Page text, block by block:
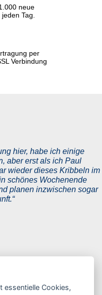
neue
Tag.
per
Verbindung
hier, habe ich einige
aber erst als ich Paul
wieder dieses Kribbeln im
schönes Wochenende
planen inzwischen sogar
zu mir. Ich habe
sie all das ist, was ich
essentielle Cookies,